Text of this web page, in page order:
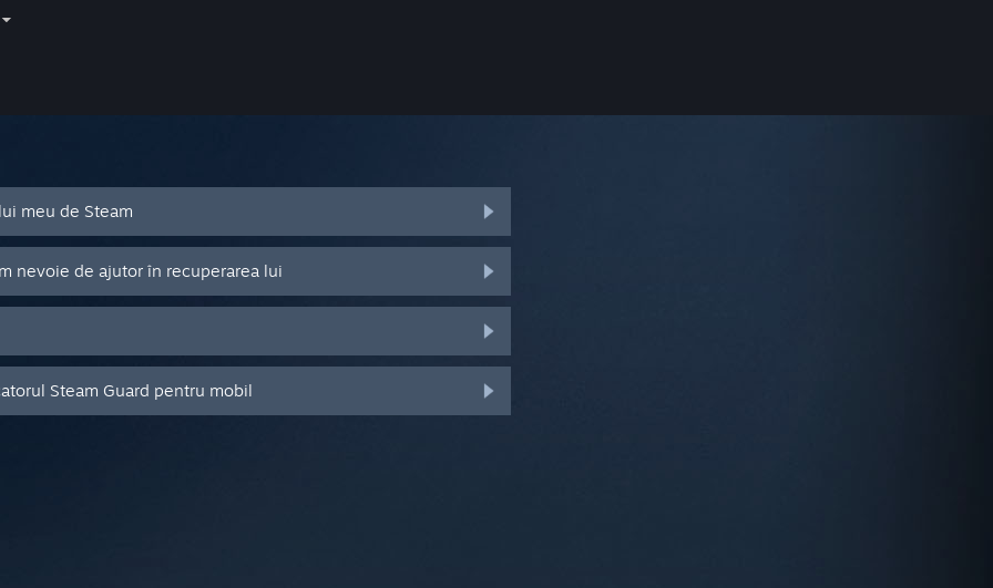
meu de Steam
nevoie de ajutor în recuperarea lui
Steam Guard pentru mobil